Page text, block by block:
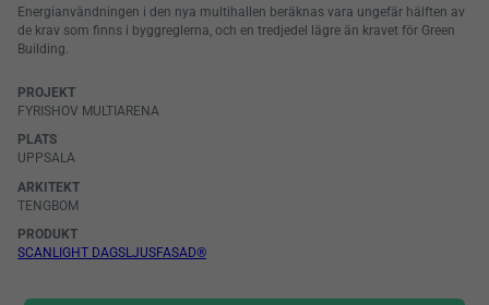
Energianvändningen i den nya multihallen beräknas vara ungefär hälften av
de krav som finns i byggreglerna, och en tredjedel lägre än kravet för Green
Building.
PROJEKT
FYRISHOV MULTIARENA
PLATS
UPPSALA
ARKITEKT
TENGBOM
PRODUKT
SCANLIGHT DAGSLJUSFASAD®